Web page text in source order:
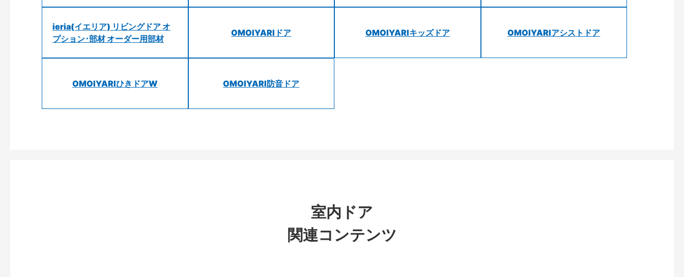
ieria(イエリア) リビングドア オ
プション･部材 オーダー用部材
OMOIYARIドア OMOIYARIキッズドア OMOIYARIアシストドア
OMOIYARIひきドアW OMOIYARI防音ドア
室内ドア
関連コンテンツ